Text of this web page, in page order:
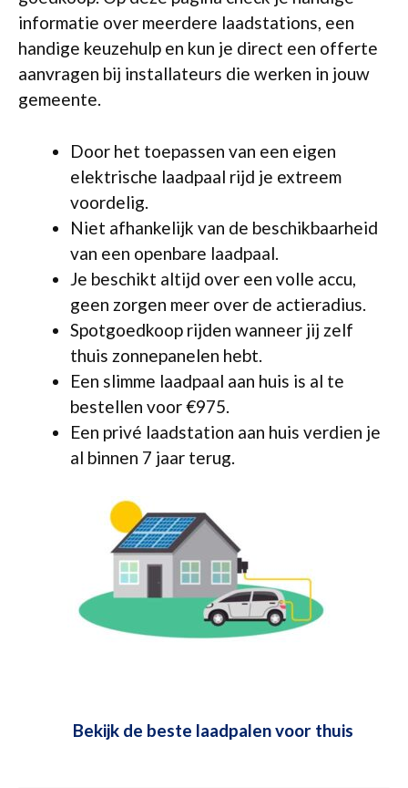
informatie over meerdere laadstations, een
handige keuzehulp en kun je direct een offerte
aanvragen bij installateurs die werken in jouw
gemeente.
Door het toepassen van een eigen
elektrische laadpaal rijd je extreem
voordelig.
Niet afhankelijk van de beschikbaarheid
van een openbare laadpaal.
Je beschikt altijd over een volle accu,
geen zorgen meer over de actieradius.
Spotgoedkoop rijden wanneer jij zelf
thuis zonnepanelen hebt.
Een slimme laadpaal aan huis is al te
bestellen voor €975.
Een privé laadstation aan huis verdien je
al binnen 7 jaar terug.
Bekijk de beste laadpalen voor thuis